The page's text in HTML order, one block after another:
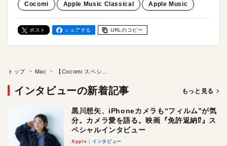
Cocomi Apple Music Classical Apple Music
ポスト シェアする URLのコピー
トップ Mac 【Cocomi スペシャルインタビュー】クラシック音楽を始めた理由。そしてApple Store表参道でのライブを振り返る／「Mac Fan 2025年1月号」好評発売中！
インタビューの新着記事 もっと見る
黒川想矢、iPhoneカメラも“フィルム”が気
分。カメラ愛を語る。映画『免許返納⁉︎』ス
ペシャルインタビュー
Apple インタビュー